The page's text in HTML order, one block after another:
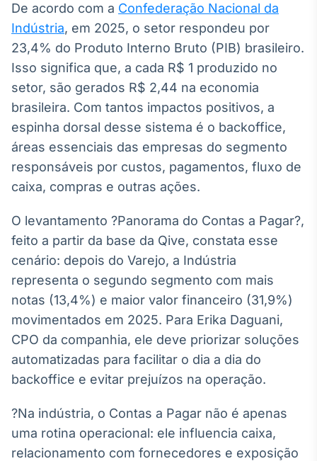
personalizados
Soluções de Dados
e Conteúdos
Broadcast
OTC
Plataforma para
negociação de
ativos
Broadcast
Datafeed
integração de
conteúdos e
dados
Broadcast
Cotações e
headlines de
Broadcast
Componentes
para conteúdos e
funcionalidades
De acordo com a Confederação Nacional da
Indústria, em 2025, o setor respondeu por
23,4% do Produto Interno Bruto (PIB) brasileiro.
Isso significa que, a cada R$ 1 produzido no
setor, são gerados R$ 2,44 na economia
brasileira. Com tantos impactos positivos, a
espinha dorsal desse sistema é o backoffice,
áreas essenciais das empresas do segmento
responsáveis por custos, pagamentos, fluxo de
caixa, compras e outras ações.
O levantamento ?Panorama do Contas a Pagar?,
feito a partir da base da Qive, constata esse
cenário: depois do Varejo, a Indústria
representa o segundo segmento com mais
notas (13,4%) e maior valor financeiro (31,9%)
movimentados em 2025. Para Erika Daguani,
CPO da companhia, ele deve priorizar soluções
automatizadas para facilitar o dia a dia do
backoffice e evitar prejuízos na operação.
?Na indústria, o Contas a Pagar não é apenas
uma rotina operacional: ele influencia caixa,
relacionamento com fornecedores e exposição